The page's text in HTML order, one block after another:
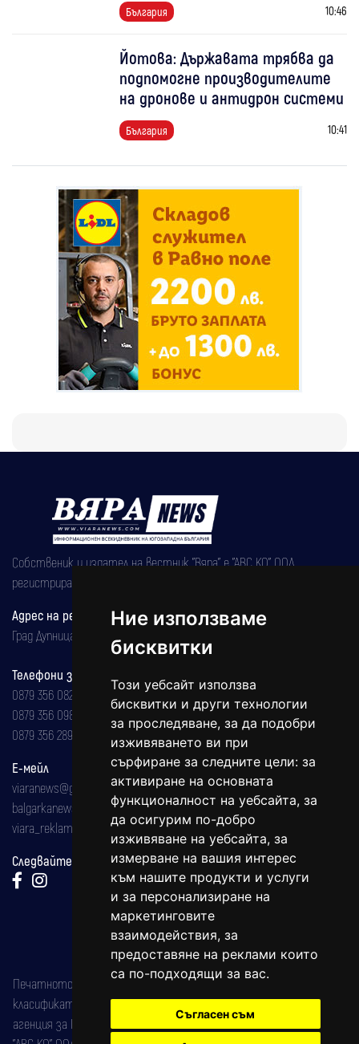
Ние използваме
бисквитки
Този уебсайт използва
бисквитки и други технологии
за проследяване, за да подобри
изживяването ви при
сърфиране за следните цели: за
активиране на основната
функционалност на уебсайта, за
да осигурим по-добро
изживяване на уебсайта, за
измерване на вашия интерес
към нашите продукти и услуги
и за персонализиране на
маркетинговите
взаимодействия, за
предоставяне на реклами които
са по-подходящи за вас.
Съгласен съм
България 10:46
Йотова: Държавата трябва да
подпомогне производителите
на дронове и антидрон системи
България 10:41
Собственик и издател на вестник "Вяра" е "АВС КО" ООД,
регистрирана на 08.05.2002 година.
Адрес на редакцията
Град Дупница, ул.''Христо Ботев" 43
Телефони за реклама и абонаменти
0879 356 082
0879 356 098
0879 356 289
Е-мейл
viaranews@gmail.com
balgarkanews@gmail.com
viara_reklama@mail.bg
Следвайте ни:
Печатното издание на вестника е регистрирано в националния
класификатор на печатните издания (Българска национална
агенция за ISSN) под номер: ISSN 1312-4722.